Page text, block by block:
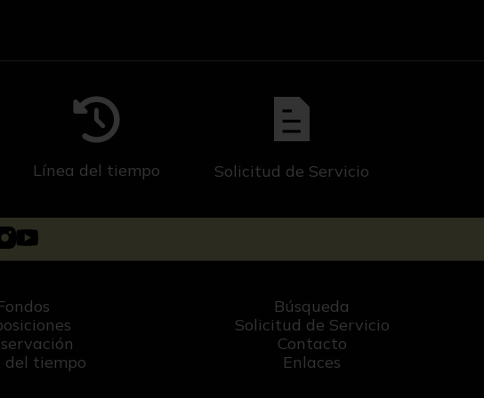
Línea del tiempo Solicitud de Servicio
del tiempo
Búsqueda
Solicitud de Servicio
Contacto
Enlaces